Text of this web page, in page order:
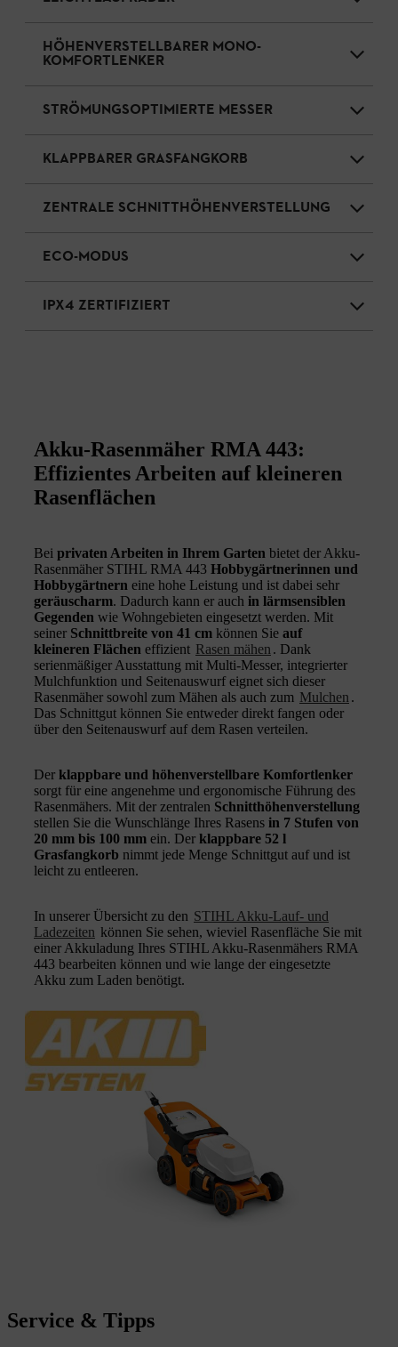
HÖHENVERSTELLBARER MONO-
KOMFORTLENKER
STRÖMUNGSOPTIMIERTE MESSER
KLAPPBARER GRASFANGKORB
ZENTRALE SCHNITTHÖHENVERSTELLUNG
ECO-MODUS
IPX4 ZERTIFIZIERT
Akku-Rasenmäher RMA 443:
Effizientes Arbeiten auf kleineren
Rasenflächen
Bei privaten Arbeiten in Ihrem Garten bietet der Akku-
Rasenmäher STIHL RMA 443 Hobbygärtnerinnen und
Hobbygärtnern eine hohe Leistung und ist dabei sehr
geräuscharm. Dadurch kann er auch in lärmsensiblen
Gegenden wie Wohngebieten eingesetzt werden. Mit
seiner Schnittbreite von 41 cm können Sie auf
kleineren Flächen effizient Rasen mähen . Dank
serienmäßiger Ausstattung mit Multi-Messer, integrierter
Mulchfunktion und Seitenauswurf eignet sich dieser
Rasenmäher sowohl zum Mähen als auch zum Mulchen .
Das Schnittgut können Sie entweder direkt fangen oder
über den Seitenauswurf auf dem Rasen verteilen.
Der klappbare und höhenverstellbare Komfortlenker
sorgt für eine angenehme und ergonomische Führung des
Rasenmähers. Mit der zentralen Schnitthöhenverstellung
stellen Sie die Wunschlänge Ihres Rasens in 7 Stufen von
20 mm bis 100 mm ein. Der klappbare 52 l
Grasfangkorb nimmt jede Menge Schnittgut auf und ist
leicht zu entleeren.
In unserer Übersicht zu den STIHL Akku-Lauf- und
Ladezeiten können Sie sehen, wieviel Rasenfläche Sie mit
einer Akkuladung Ihres STIHL Akku-Rasenmähers RMA
443 bearbeiten können und wie lange der eingesetzte
Akku zum Laden benötigt.
Service & Tipps